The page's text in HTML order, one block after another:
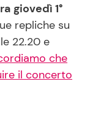
giovedì 1°
repliche su
22.20 e
che
il concerto